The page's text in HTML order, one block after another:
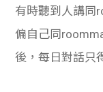
有時聽到人講同
偏自己同
後，每日對話只